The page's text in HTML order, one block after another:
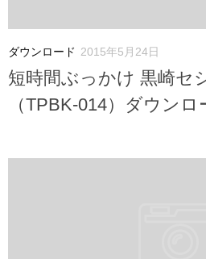
ダウンロード 2015年5月24日
短時間ぶっかけ 黒崎セ
（TPBK-014）ダウンロ